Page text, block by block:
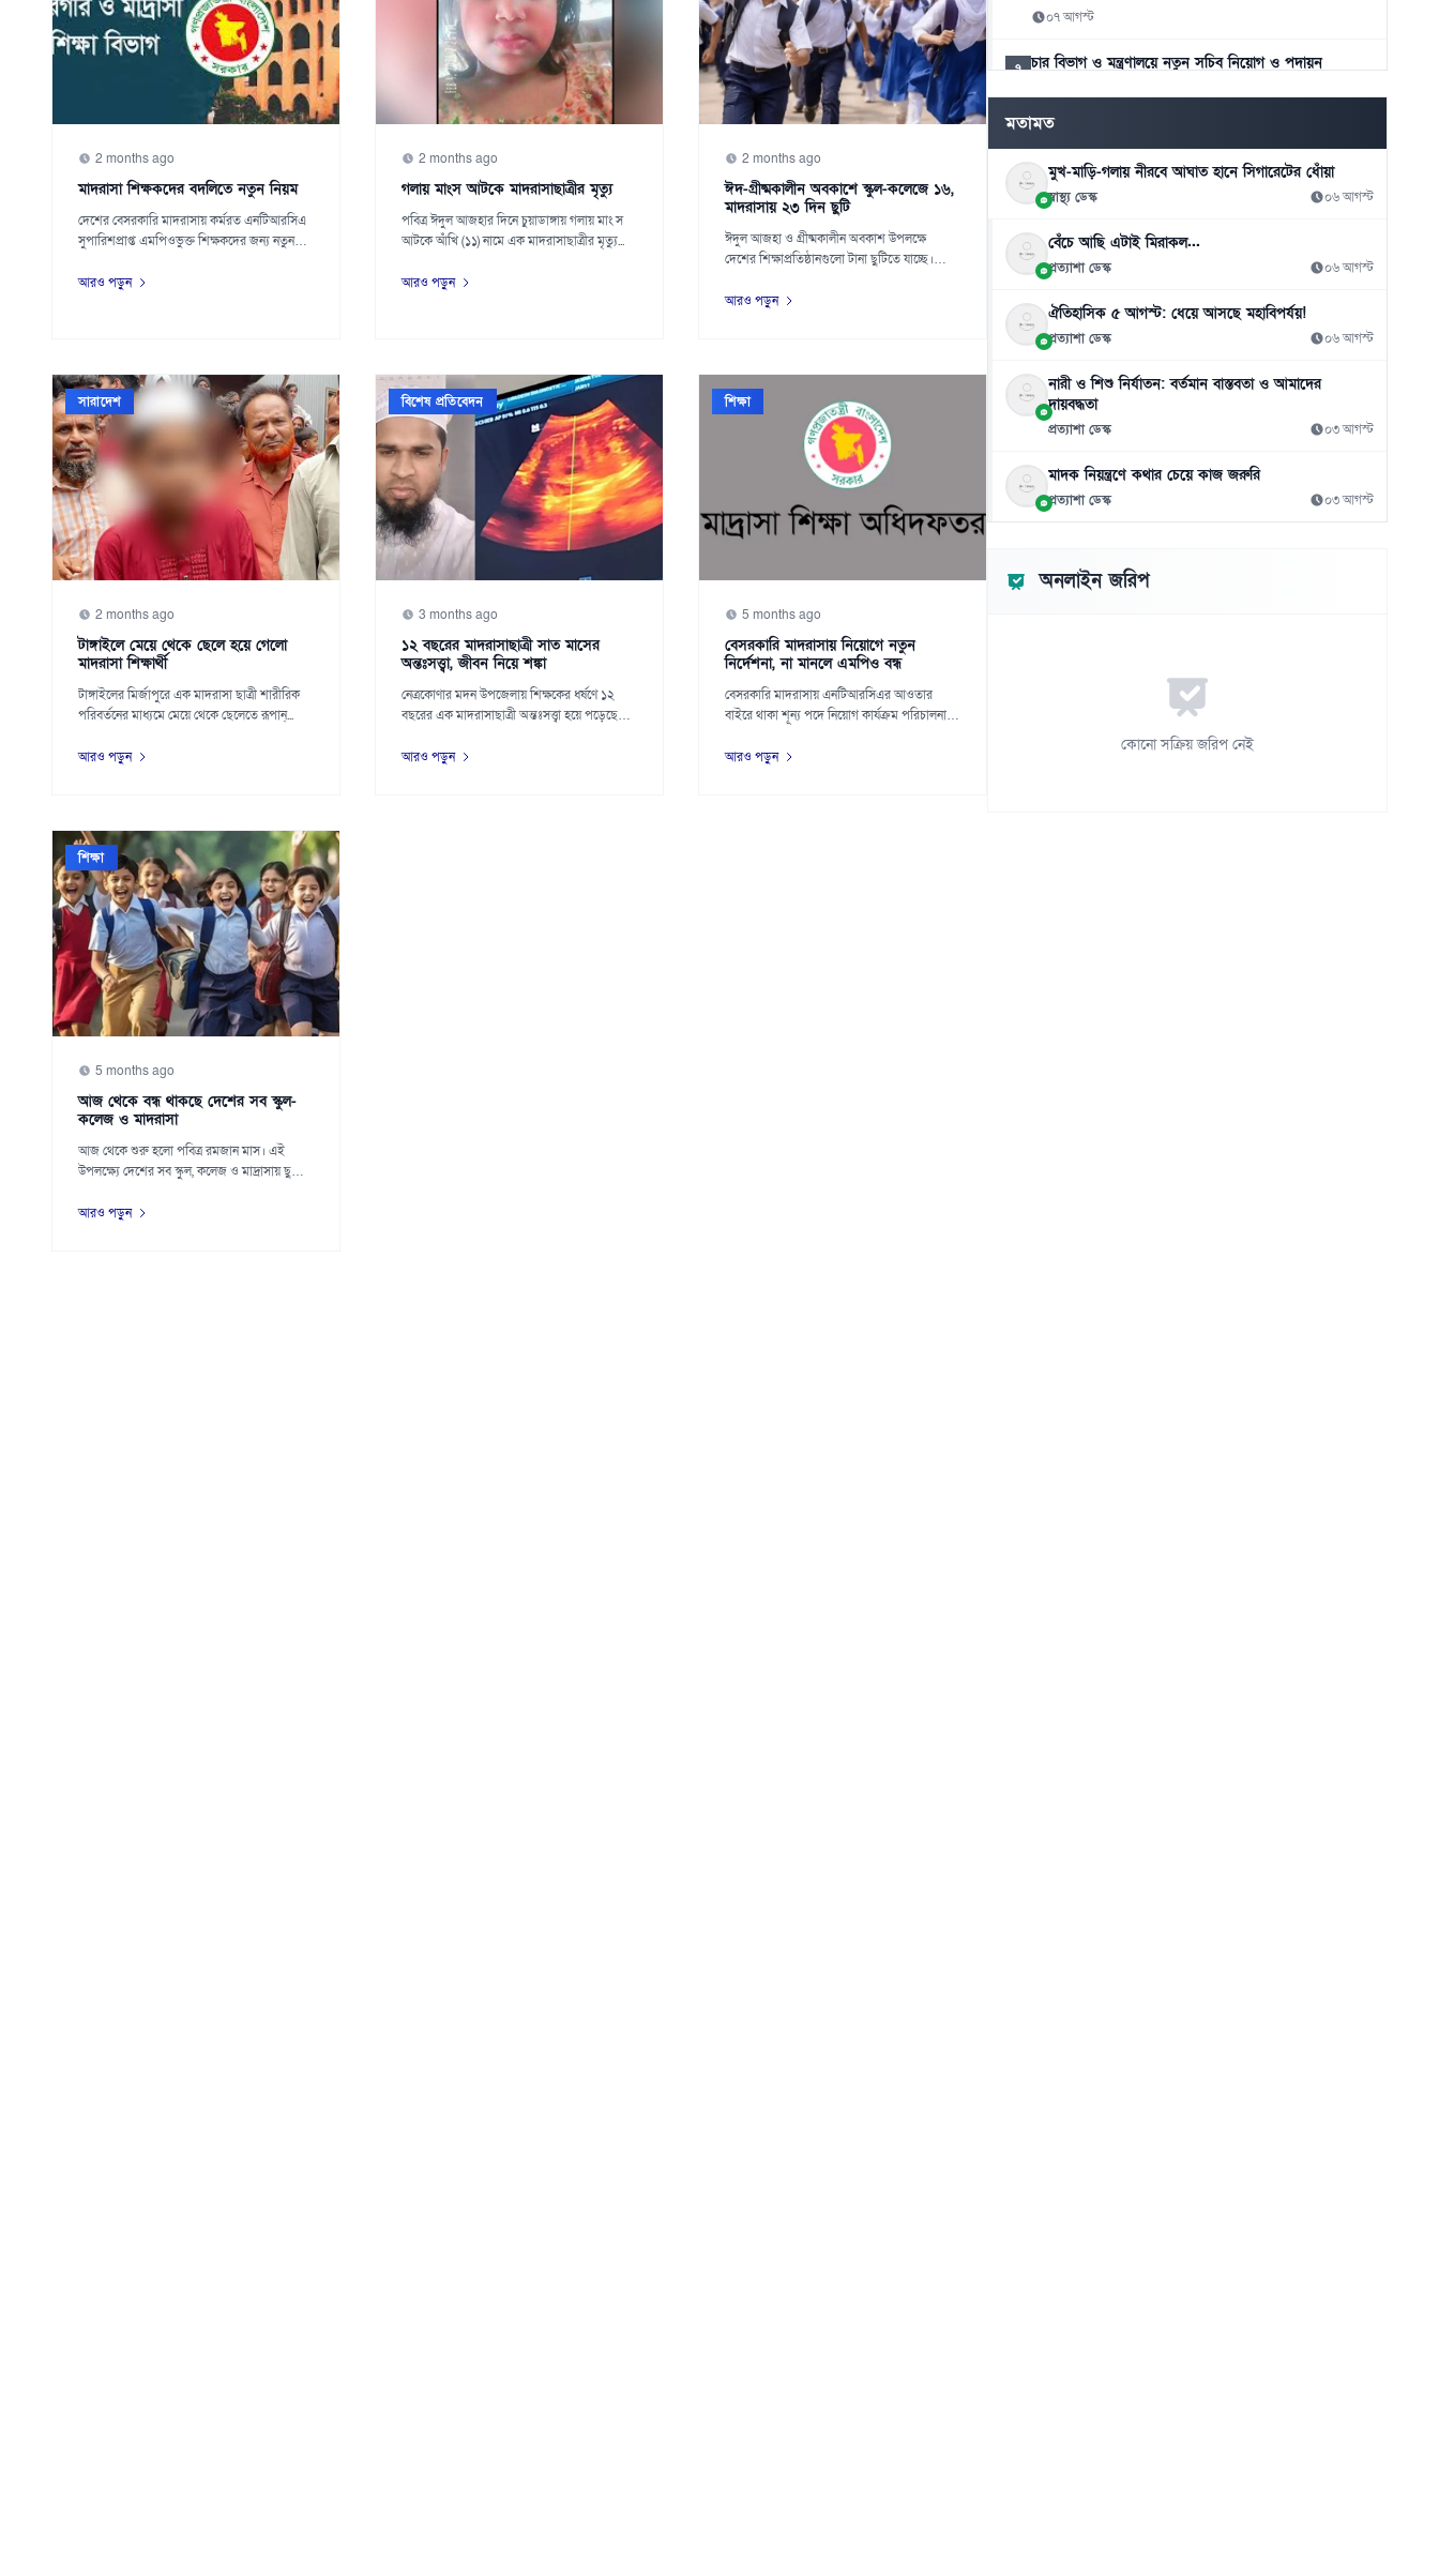
2 months ago
মাদরাসা শিক্ষকদের বদলিতে নতুন নিয়ম
দেশের বেসরকারি মাদরাসায় কর্মরত এনটিআরসিএ
সুপারিশপ্রাপ্ত এমপিওভুক্ত শিক্ষকদের জন্য নতুন
আরও পড়ুন
2 months ago
গলায় মাংস আটকে মাদরাসাছাত্রীর মৃত্যু
পবিত্র ঈদুল আজহার দিনে চুয়াডাঙ্গায় গলায় মাং স
আটকে আঁখি (১১) নামে এক মাদরাসাছাত্রীর মৃত্যু...
আরও পড়ুন
2 months ago
ঈদ-গ্রীষ্মকালীন অবকাশে স্কুল-কলেজে ১৬,
মাদরাসায় ২৩ দিন ছুটি
ঈদুল আজহা ও গ্রীষ্মকালীন অবকাশ উপলক্ষে
দেশের শিক্ষাপ্রতিষ্ঠানগুলো টানা ছুটিতে যাচ্ছে।
আরও পড়ুন
সারাদেশ
2 months ago
টাঙ্গাইলে মেয়ে থেকে ছেলে হয়ে গেলো
মাদরাসা শিক্ষার্থী
টাঙ্গাইলের মির্জাপুরে এক মাদরাসা ছাত্রী শারীরিক
পরিবর্তনের মাধ্যমে মেয়ে থেকে ছেলেতে রূপান্...
আরও পড়ুন
বিশেষ প্রতিবেদন
3 months ago
১২ বছরের মাদরাসাছাত্রী সাত মাসের
অন্তঃসত্ত্বা, জীবন নিয়ে শঙ্কা
নেত্রকোণার মদন উপজেলায় শিক্ষকের ধর্ষণে ১২
বছরের এক মাদরাসাছাত্রী অন্তঃসত্ত্বা হয়ে পড়েছে
আরও পড়ুন
শিক্ষা
5 months ago
বেসরকারি মাদরাসায় নিয়োগে নতুন
নির্দেশনা, না মানলে এমপিও বন্ধ
বেসরকারি মাদরাসায় এনটিআরসিএর আওতার
বাইরে থাকা শূন্য পদে নিয়োগ কার্যক্রম পরিচালনায়
আরও পড়ুন
শিক্ষা
5 months ago
আজ থেকে বন্ধ থাকছে দেশের সব স্কুল-
কলেজ ও মাদরাসা
আজ থেকে শুরু হলো পবিত্র রমজান মাস। এই
উপলক্ষ্যে দেশের সব স্কুল, কলেজ ও মাদ্রাসায় ছুটি
আরও পড়ুন
০৭ আগস্ট
৭ চার বিভাগ ও মন্ত্রণালয়ে নতুন সচিব নিয়োগ ও পদায়ন
স্কুলে ভর্তিতে প্রথম শ্রেণি লটারিতে ও দ্বিতীয় থেকে নবম পর্যন্ত
দিতে হবে পরীক্ষা
০৬ আগস্ট
মতামত
মুখ-মাড়ি-গলায় নীরবে আঘাত হানে সিগারেটের ধোঁয়া
স্বাস্থ্য ডেস্ক ০৬ আগস্ট
বেঁচে আছি এটাই মিরাকল...
প্রত্যাশা ডেস্ক ০৬ আগস্ট
ঐতিহাসিক ৫ আগস্ট: ধেয়ে আসছে মহাবিপর্যয়!
প্রত্যাশা ডেস্ক ০৬ আগস্ট
নারী ও শিশু নির্যাতন: বর্তমান বাস্তবতা ও আমাদের
দায়বদ্ধতা
প্রত্যাশা ডেস্ক ০৩ আগস্ট
মাদক নিয়ন্ত্রণে কথার চেয়ে কাজ জরুরি
প্রত্যাশা ডেস্ক ০৩ আগস্ট
অনলাইন জরিপ
কোনো সক্রিয় জরিপ নেই